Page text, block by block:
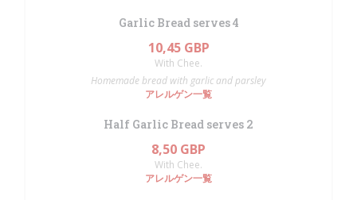
Garlic Bread serves 4
10,45 GBP
With Chee.
Homemade bread with garlic and parsley
アレルゲン一覧
Half Garlic Bread serves 2
8,50 GBP
With Chee.
アレルゲン一覧